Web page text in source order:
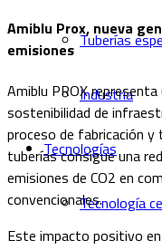
Tuberías
Industria
Tecnologías
Tecnología
Amiblu Prox, nueva
emisiones
Amiblu PROX
sostenibilidad de
proceso de fabricación
tuberías consigue una
emisiones de CO2 en
convencionales.
Este impacto positivo